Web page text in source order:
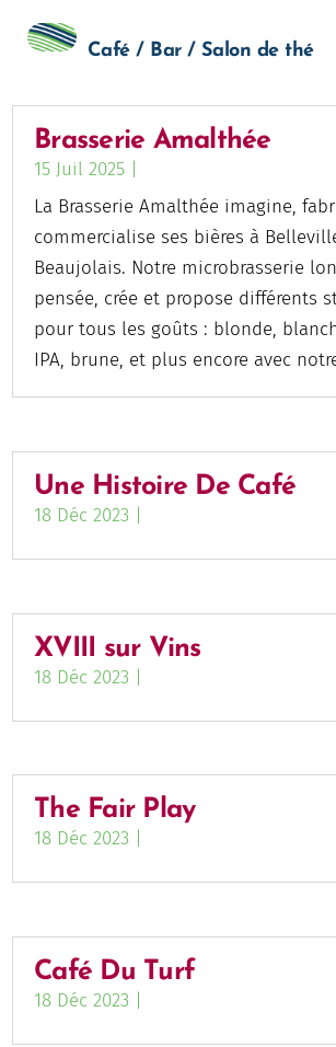
Café / Bar / Salon de thé
Brasserie Amalthée
15 Juil 2025 |
La Brasserie Amalthée imagine,
commercialise ses bières à
Beaujolais. Notre microbrasserie
pensée, crée et propose différents
pour tous les goûts : blonde,
IPA, brune, et plus encore avec
Une Histoire De Café
18 Déc 2023 |
XVIII sur Vins
18 Déc 2023 |
The Fair Play
18 Déc 2023
Café Du Turf
18 Déc 2023